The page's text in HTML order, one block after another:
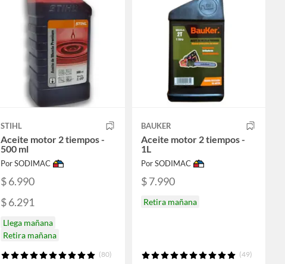
STIHL
Aceite motor 2 tiempos -
500 ml
Por SODIMAC
$ 6.990
$ 6.291
Llega mañana
Retira mañana
(80)
BAUKER
Aceite motor 2 tiempos -
1L
Por SODIMAC
$ 7.990
Retira mañana
(49)